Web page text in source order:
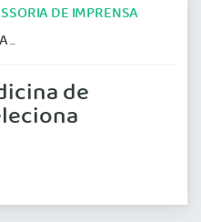
DE IMPRENSA
de